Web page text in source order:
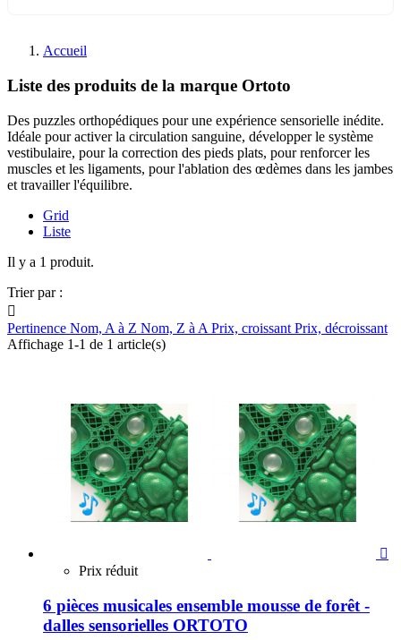
Accueil
Liste des produits de la marque Ortoto
Des puzzles orthopédiques pour une expérience sensorielle inédite.
Idéale pour activer la circulation sanguine, développer le système
vestibulaire, pour la correction des pieds plats, pour renforcer les
muscles et les ligaments, pour l'ablation des œdèmes dans les jambes
et travailler l'équilibre.
Grid
Liste
Il y a 1 produit.
Trier par :

Pertinence Nom, A à Z Nom, Z à A Prix, croissant Prix, décroissant
Affichage 1-1 de 1 article(s)

Prix réduit
6 pièces musicales ensemble mousse de forêt -
dalles sensorielles ORTOTO